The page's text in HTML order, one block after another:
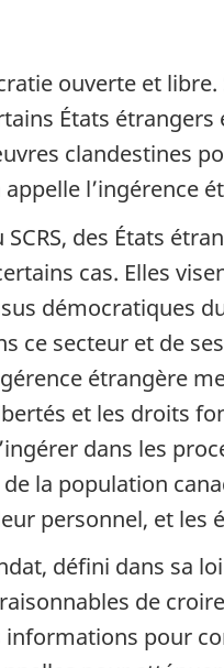
ouverte et
États
clandestines
appelle
des États
cas. Elles
démocratiques
ce secteur et de
étrangère
et les droits
dans les
la population
personnel, et les
défini dans sa
de
informations pour